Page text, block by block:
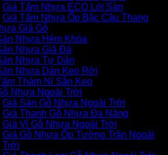
Giá Tấm Nhựa ECO Lót Sàn
Giá Tấm Nhựa Ốp Bậc Cầu Thang
Giả Gỗ
Nhựa Hèm Khóa
Nhựa Giả Đá
Nhựa Tự Dán
Nhựa Dán Keo Rời
Thảm Nỉ Sẵn Keo
Nhựa Ngoài Trời
Giá Sàn Gỗ Nhựa Ngoài Trời
Giá Thanh Gỗ Nhựa Đa Năng
Giá Vỉ Gỗ Nhựa Ngoài Trời
Giá Gỗ Nhựa Ốp Tường Trần Ngoài
Trời